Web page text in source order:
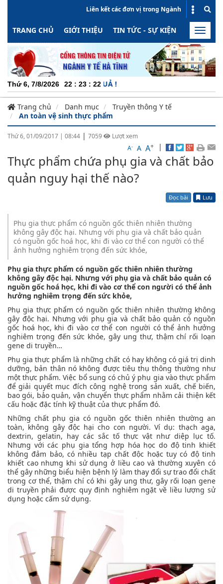
Liên kết các đơn vị trong Ngành
TRANG CHỦ GIỚI THIỆU TIN TỨC - SỰ KIỆN HOẠT
Toggle
Thứ 6, 7/8/2026 22 : 23 : 22
Trang chủ Danh mục
Truyền thông Y tế
An toàn vệ sinh thực phẩm
Thứ 6, 01/09/2017 | 08:44 | 7059
Lượt xem
A- A A+ |
Thực phẩm chứa phụ gia và chất bảo
quản nguy hại thế nào?
Đọc bài Lưu
Phụ gia thực phẩm có nguồn gốc thiên nhiên thường
không gây độc hại. Nhưng với phụ gia và chất bảo quản
có nguồn gốc hoá học, khi đi vào cơ thể con người có thể
ảnh hưởng nghiêm trọng đến sức khỏe,
Phụ gia thực phẩm có nguồn gốc thiên nhiên thường
không gây độc hại. Nhưng với phụ gia và chất bảo quản có
nguồn gốc hoá học, khi đi vào cơ thể con người có thể ảnh
hưởng nghiêm trọng đến sức khỏe,
Phụ gia thực phẩm có nguồn gốc thiên nhiên thường không
gây độc hại. Nhưng với phụ gia và chất bảo quản có nguồn
gốc hoá học, khi đi vào cơ thể con người có thể ảnh hưởng
nghiêm trọng đến sức khỏe, gây ung thư, thậm chí rối loạn
gene di truyền…
Phụ gia thực phẩm là những chất có hay không có giá trị dinh
dưỡng, bản thân nó không được tiêu thụ thông thường như
một thực phẩm. Việc bổ sung có chủ ý phụ gia vào thực phẩm
để giải quyết mục đích công nghệ trong sản xuất, chế biến,
bao gói, bảo quản, vận chuyển thực phẩm nhằm cải thiện kết
cấu hoặc đặc tính kỹ thuật của thực phẩm đó.
Những chất phụ gia có nguồn gốc thiên nhiên thường an
toàn, không gây độc hại cho con người. Ví dụ: thạch aga,
dextrin, gelatin, hay các sắc tố thực vật như diệp lục tố.
Nhưng với các phụ gia tổng hợp hóa học do độ tinh khiết
không đảm bảo, có nhiều tạp chất độc hoặc tuy có độ tinh
khiết cao nhưng khi sử dụng ở liều cao và thường xuyên có
thể gây những biểu hiện bệnh lý làm thay đổi sự trao đổi chất
trong cơ thể, thậm chí có khi gây ung thư, gây rối loạn gene
di truyền phải được quy định nghiêm ngặt về liều lượng sử
dụng hoặc cấm sử dụng.